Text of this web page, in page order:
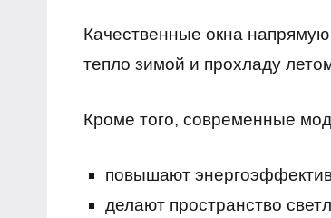
Качественные окна
тепло зимой и прохладу
Кроме того, современные
повышают
делают пространство